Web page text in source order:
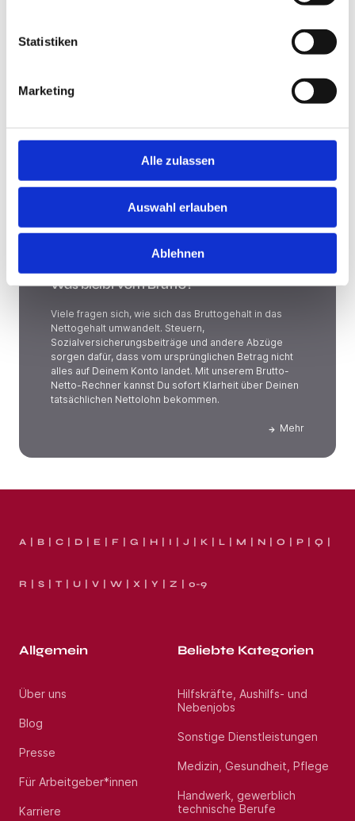
Statistiken
Marketing
Alle zulassen
Auswahl erlauben
Ablehnen
Hast Du keine Lust und Zeit, auf Jobbörsen jede
Stellenanzeige zu durchsuchen? Teste die "Jobsuche
Dir Jobs vorschlagen, die zu Dir passen.
Was bleibt vom Brutto?
Viele fragen sich, wie sich das Bruttogehalt in das
Nettogehalt umwandelt. Steuern,
Sozialversicherungsbeiträge und andere Abzüge
sorgen dafür, dass vom ursprünglichen Betrag nicht
alles auf Deinem Konto landet. Mit unserem Brutto-
Netto-Rechner kannst Du sofort Klarheit über Deinen
tatsächlichen Nettolohn bekommen.
Mehr
Was bleibt vom Brutto?
A B C D E F G H I J K L M N O P Q
R S T U V W X Y Z 0-9
Allgemein
Über uns
Blog
Presse
Für Arbeitgeber*innen
Karriere
Beliebte Kategorien
Hilfskräfte, Aushilfs- und
Nebenjobs
Sonstige Dienstleistungen
Medizin, Gesundheit, Pflege
Handwerk, gewerblich
technische Berufe